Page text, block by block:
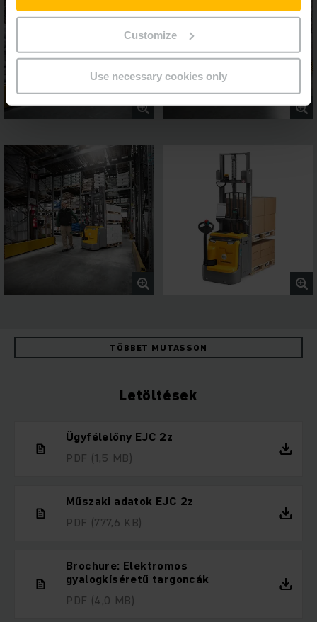
Customize
Use necessary cookies only
TÖBBET MUTASSON
Letöltések
Ügyfélelőny EJC 2z
PDF (1,5 MB)
Műszaki adatok EJC 2z
PDF (777,6 KB)
Brochure: Elektromos
gyalogkíséretű targoncák
PDF (4,0 MB)